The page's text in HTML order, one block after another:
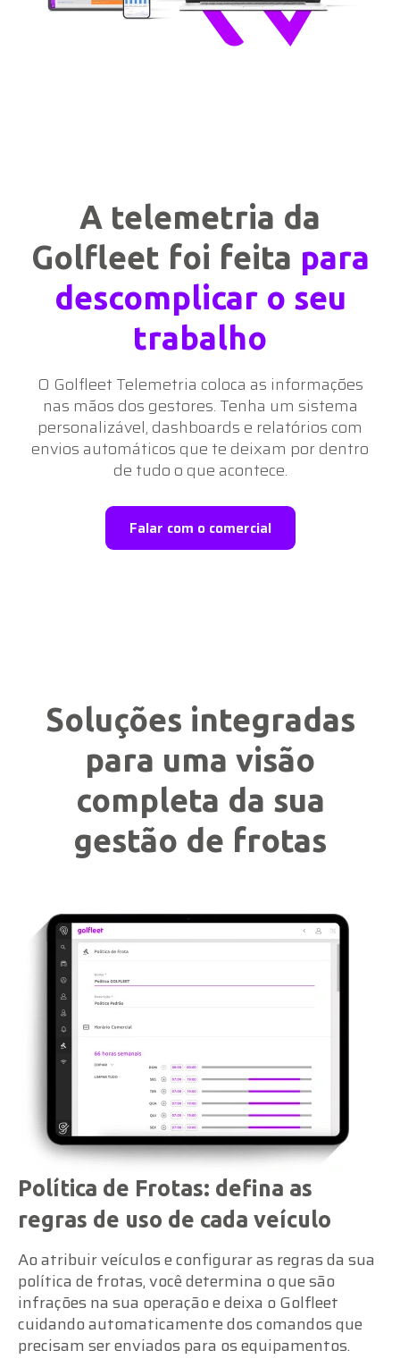
A telemetria da
Golfleet foi feita para
descomplicar o seu
trabalho
O Golfleet Telemetria coloca as informações
nas mãos dos gestores. Tenha um sistema
personalizável, dashboards e relatórios com
envios automáticos que te deixam por dentro
de tudo o que acontece.
Falar com o comercial
Soluções integradas
para uma visão
completa da sua
gestão de frotas
Política de Frotas: defina as
regras de uso de cada veículo
Ao atribuir veículos e configurar as regras da sua
política de frotas, você determina o que são
infrações na sua operação e deixa o Golfleet
cuidando automaticamente dos comandos que
precisam ser enviados para os equipamentos.